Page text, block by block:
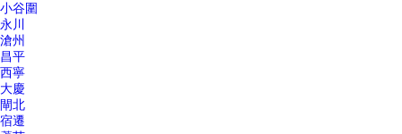
小谷圍
永川
滄州
昌平
西寧
大慶
閘北
宿遷